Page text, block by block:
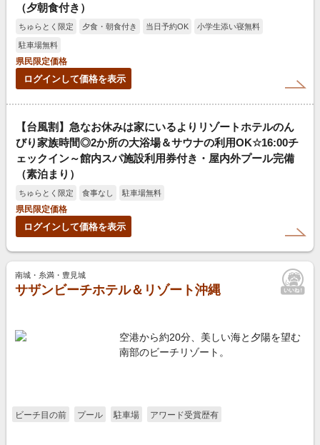
（夕朝食付き）
ちゅらとく限定 夕食・朝食付き 当日予約OK 小学生添い寝無料
駐車場無料
県民限定価格
ログインして価格を表示
【台風割】急なお休みは家にいるよりリゾートホテルのん
びり家族時間◎2か所の大浴場＆サウナの利用OK☆16:00チ
ェックイン～館内スパ施設利用券付き・屋内外プール完備
（素泊まり）
ちゅらとく限定 食事なし
駐車場無料
県民限定価格
ログインして価格を表示
南城・糸満・豊見城
サザンビーチホテル＆リゾート沖縄
空港から約20分、美しい海と夕陽を望む
南部のビーチリゾート。
ビーチ目の前 プール 駐車場 アワード受賞歴有